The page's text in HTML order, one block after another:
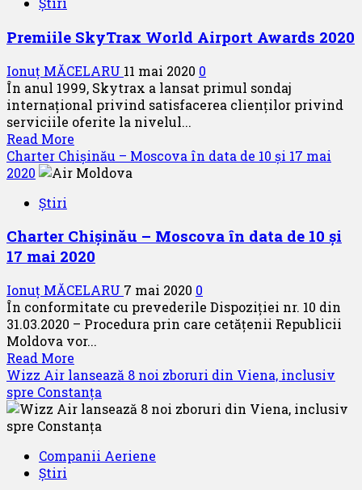
până
data
de
25
mai
2020
la
nivelul
Air
Moldova
Premiile SkyTrax World Airport Awards 2020
Ionuț MĂCELARU 11 mai 2020 0
În anul 1999, Skytrax a lansat primul sondaj
internațional privind satisfacerea clienților privind
serviciile oferite la nivelul...
Read More
more
about
Airport
Awards
Charter Chișinău – Moscova în data de 10 și 17 mai
2020
Știri
Charter Chișinău – Moscova în data de 10 și
17 mai 2020
Ionuț MĂCELARU 7 mai 2020 0
În conformitate cu prevederile Dispoziției nr. 10 din
31.03.2020 – Procedura prin care cetățenii Republicii
Moldova vor...
Read More
more
about
Charter
Chișinău
Moscova
Wizz Air lansează 8 noi zboruri din Viena, inclusiv
spre Constanța
Companii Aeriene
Știri